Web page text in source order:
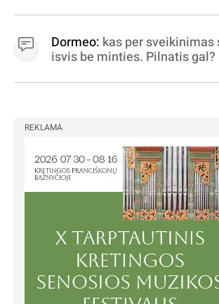
Dormeo: kas per
isvis be minties. Pilnatis gal?
REKLAMA